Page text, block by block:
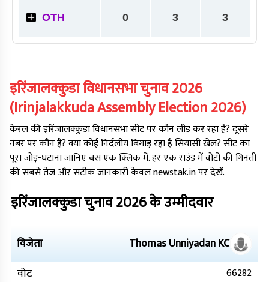
इरिंजालक्कुडाविधानसभा चुनाव2026
(IrinjalakkudaAssembly Election2026)
केरलकीइरिंजालक्कुडाविधानसभा सीट पर कौन लीड कर रहा है? दूसरे
नंबर पर कौन है? क्या कोई निर्दलीय बिगाड़ रहा है सियासी खेल? सीट का
पूरा जोड़-घटाना जानिए बस एक क्लिक में. हर एक राउंड में वोटों की गिनती
की सबसे तेज और सटीक जानकारी केवल newstak.in पर देखें.
इरिंजालक्कुडाचुनाव2026के उम्मीदवार
विजेता Thomas UnniyadanKC
वोट
66282